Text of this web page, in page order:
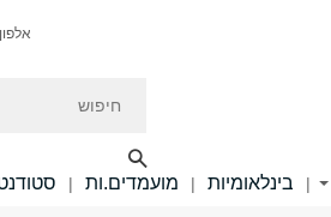
אלפון
| בינלאומיות | מועמדים.ות |